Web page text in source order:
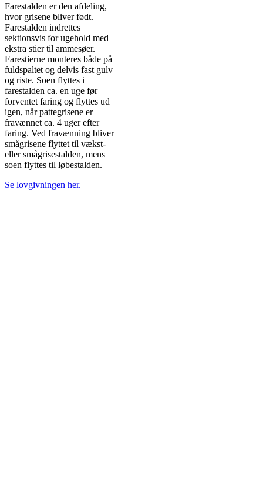
Farestalden er den afdeling,
hvor grisene bliver født.
Farestalden indrettes
sektionsvis for ugehold med
ekstra stier til ammesøer.
Farestierne monteres både på
fuldspaltet og delvis fast gulv
og riste. Soen flyttes i
farestalden ca. en uge før
forventet faring og flyttes ud
igen, når pattegrisene er
fravænnet ca. 4 uger efter
faring. Ved fravænning bliver
smågrisene flyttet til vækst-
eller smågrisestalden, mens
soen flyttes til løbestalden.
Se lovgivningen her.